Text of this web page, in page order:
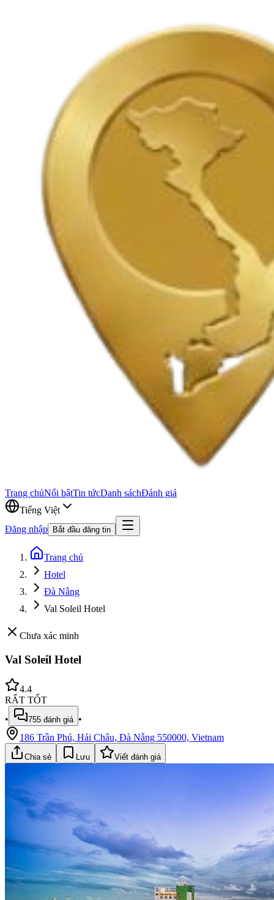
Trang chủNổi bậtTin tứcDanh sáchĐánh giá
Tiếng Việt
Đăng nhập
Bắt đầu đăng tin
Trang chủ
Hotel
Đà Nẵng
Val Soleil Hotel
Chưa xác minh
Val Soleil Hotel
4.4
RẤT TỐT
•
755 đánh giá •
186 Trần Phú, Hải Châu, Đà Nẵng 550000, Vietnam
Chia sẻ Lưu Viết đánh giá